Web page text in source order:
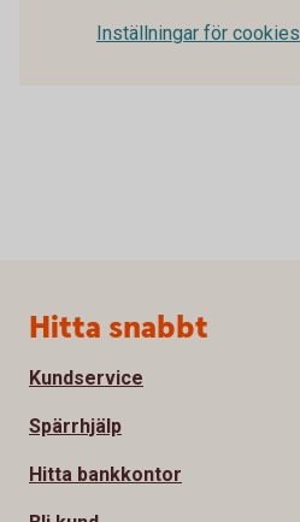
Inställningar för cookies
Sidfot
Hitta snabbt
Kundservice
Spärrhjälp
Hitta bankkontor